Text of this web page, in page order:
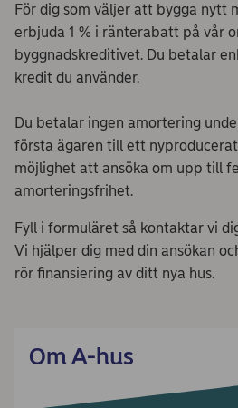
För dig som väljer att bygga nytt
erbjuda 1 % i ränterabatt på vår
byggnadskreditivet. Du betalar
kredit du använder.
Du betalar ingen amortering
första ägaren till ett nyproducerat
möjlighet att ansöka om upp till
amorteringsfrihet.
Fyll i formuläret så kontaktar vi
Vi hjälper dig med din ansökan
rör finansiering av ditt nya hus.
Om A-hus